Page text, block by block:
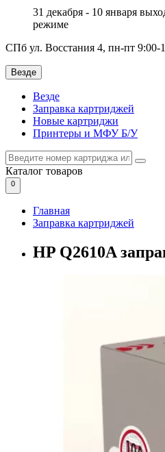
31 декабря - 10 января
режиме
СПб ул. Восстания 4, пн-пт 9:00-
Везде
Везде
Заправка картриджей
Новые картриджи
Принтеры и МФУ Б/У
Каталог товаров
0
Главная
Заправка картриджей
HP Q2610A